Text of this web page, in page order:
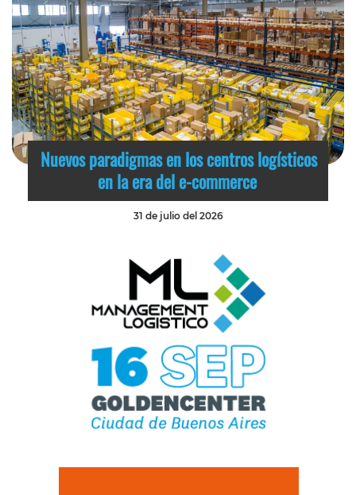
Nuevos paradigmas en los centros logísticos
en la era del e-commerce
31 de julio del 2026